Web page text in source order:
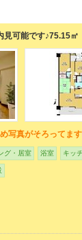
内見可能です
写真がそろってます
グ・居室 浴室 キッ